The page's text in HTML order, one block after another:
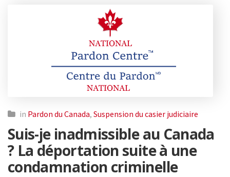
in Pardon du Canada, Suspension du casier judiciaire
Suis-je inadmissible au Canada
? La déportation suite à une
condamnation criminelle